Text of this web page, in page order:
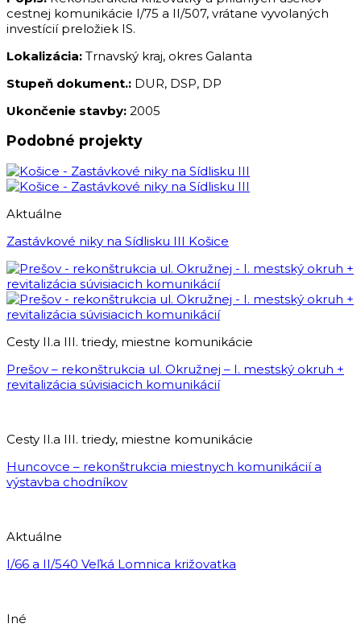
cestnej komunikácie I/75 a II/507, vrátane vyvolaných
investícií preložiek IS.
Lokalizácia: Trnavský kraj, okres Galanta
Stupeň dokument.: DUR, DSP, DP
Ukončenie stavby: 2005
Podobné projekty
Aktuálne
Zastávkové niky na Sídlisku III Košice
Cesty II.a III. triedy, miestne komunikácie
Prešov – rekonštrukcia ul. Okružnej – I. mestský okruh +
revitalizácia súvisiacich komunikácií
Cesty II.a III. triedy, miestne komunikácie
Huncovce – rekonštrukcia miestnych komunikácií a
výstavba chodníkov
Aktuálne
I/66 a II/540 Veľká Lomnica križovatka
Iné